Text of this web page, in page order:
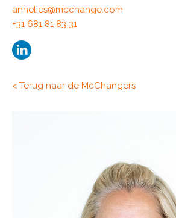
annelies@mcchange.com
+31 681 81 83 31
< Terug naar de McChangers